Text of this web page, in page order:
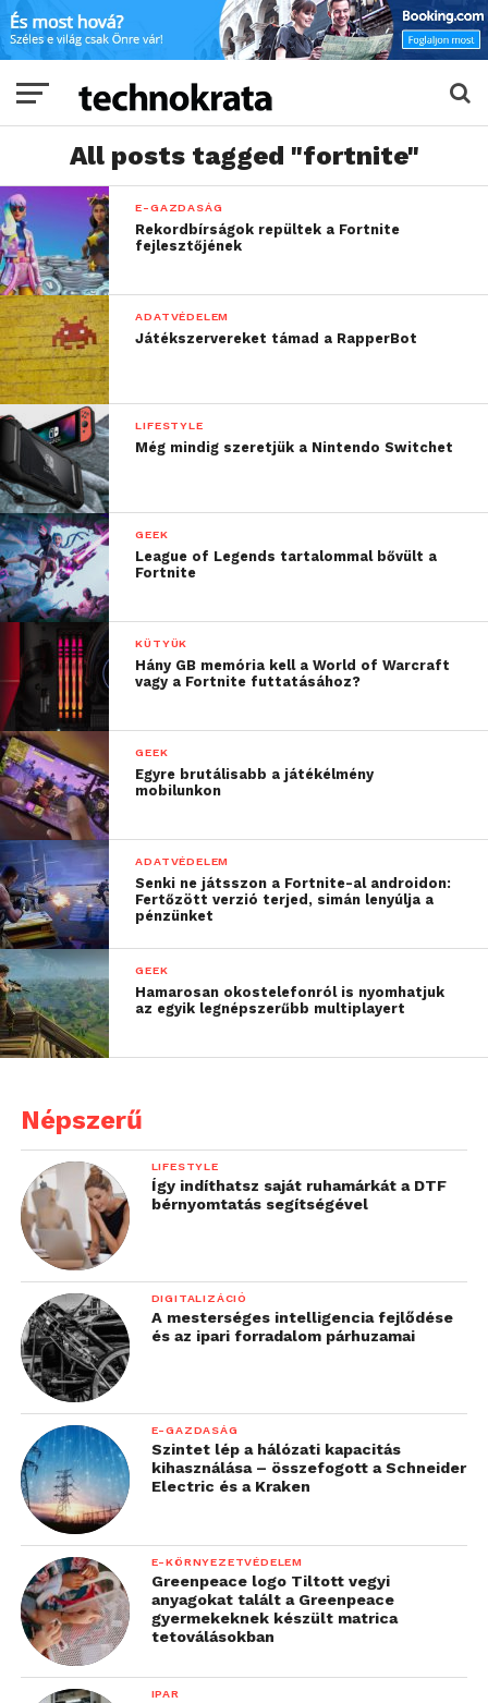
All posts tagged "fortnite"
E-GAZDASÁG
Rekordbírságok repültek a Fortnite
fejlesztőjének
ADATVÉDELEM
Játékszervereket támad a RapperBot
LIFESTYLE
Még mindig szeretjük a Nintendo Switchet
GEEK
League of Legends tartalommal bővült a
Fortnite
KÜTYÜK
Hány GB memória kell a World of Warcraft
vagy a Fortnite futtatásához?
GEEK
Egyre brutálisabb a játékélmény
mobilunkon
ADATVÉDELEM
Senki ne játsszon a Fortnite-al androidon:
Fertőzött verzió terjed, simán lenyúlja a
pénzünket
GEEK
Hamarosan okostelefonról is nyomhatjuk
az egyik legnépszerűbb multiplayert
Népszerű
LIFESTYLE
Így indíthatsz saját ruhamárkát a DTF
bérnyomtatás segítségével
DIGITALIZÁCIÓ
A mesterséges intelligencia fejlődése
és az ipari forradalom párhuzamai
E-GAZDASÁG
Szintet lép a hálózati kapacitás
kihasználása – összefogott a Schneider
Electric és a Kraken
E-KÖRNYEZETVÉDELEM
Greenpeace logo Tiltott vegyi
anyagokat talált a Greenpeace
gyermekeknek készült matrica
tetoválásokban
IPAR